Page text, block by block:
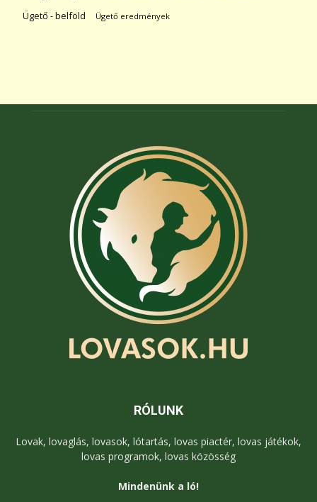
Ügető - belföld Ügető eredmények
RÓLUNK
Lovak, lovaglás, lovasok, lótartás, lovas piactér, lovas játékok,
lovas programok, lovas közösség
Mindenünk a ló!